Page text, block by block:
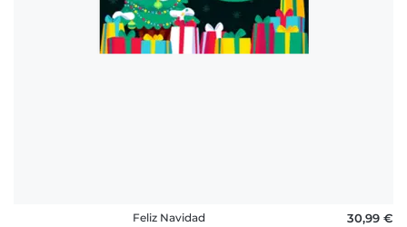
Feliz Navidad
30,99 €